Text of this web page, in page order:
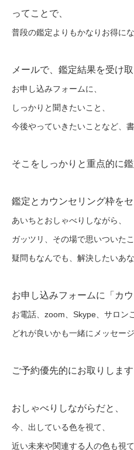
ってことで、
普段の鑑定よりもかなりお得にな
メールで、鑑定結果を受け
お申し込みフォームに、
しっかりと聞きたいこと、
今後やっていきたいことなど、
そこをしっかりと重点的に
鑑定とカウンセリング枠をセ
あいちとおしゃべりしながら、
ガッツリ、その場で思いついた
疑問もなんでも、 解決したいあな
お申し込みフォームに「カ
お電話、zoom、Skype、サロン
どれが良いかも一緒にメッセー
ご予約優先的にお取りします
おしゃべりしながらだと、
今、出している色を視て、
近い未来や関連する人の色も視て